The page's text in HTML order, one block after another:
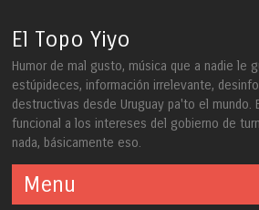
El Topo Yiyo
Humor de mal gusto, música que a nadie le
estúpideces, información irrelevante,
destructivas desde Uruguay pa'to el mundo.
funcional a los intereses del gobierno de
nada, básicamente eso.
Menu